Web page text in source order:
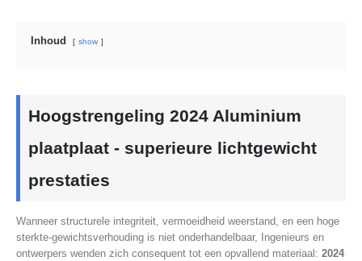
Inhoud show
Hoogstrengeling 2024 Aluminium
plaatplaat - superieure lichtgewicht
prestaties
Wanneer structurele integriteit, vermoeidheid weerstand, en een hoge
sterkte-gewichtsverhouding is niet onderhandelbaar, Ingenieurs en
ontwerpers wenden zich consequent tot een opvallend materiaal: 2024